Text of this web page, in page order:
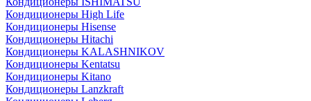
Кондиционеры High Life
Кондиционеры Hisense
Кондиционеры Hitachi
Кондиционеры KALASHNIKOV
Кондиционеры Kentatsu
Кондиционеры Kitano
Кондиционеры Lanzkraft